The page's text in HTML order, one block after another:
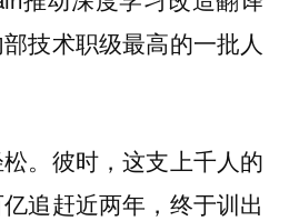
技术职级最高的一批人
。彼时，这支上千人的
追赶近两年，终于训出